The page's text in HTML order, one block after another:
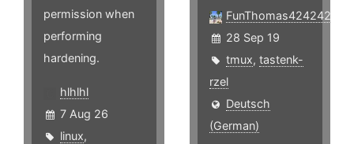
permission when
performing
hardening.
hlhlhl
7 Aug 26
linux,
FunThomas424242
28 Sep 19
tmux,tastenk-
rzel
Deutsch
(German)